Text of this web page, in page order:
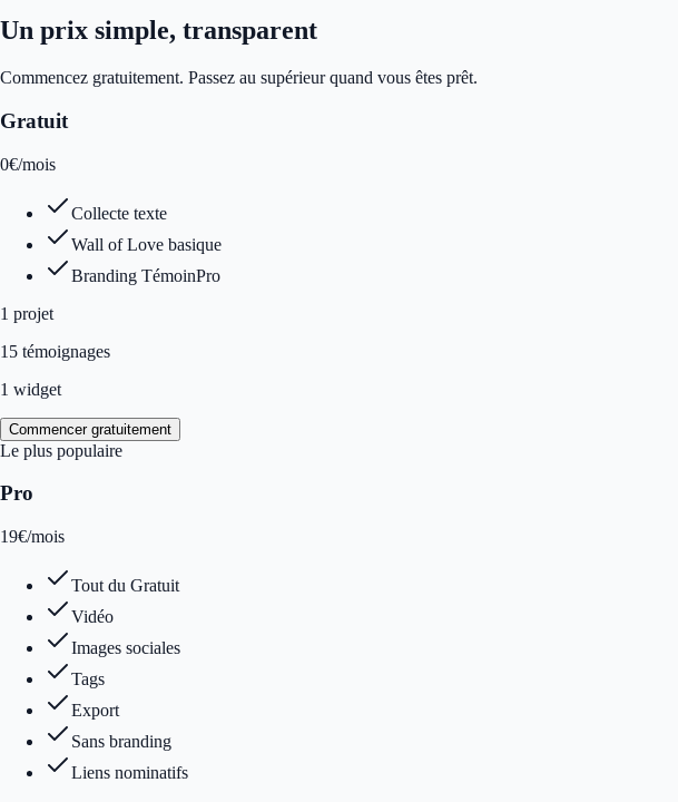
Un prix simple, transparent
Commencez gratuitement. Passez au supérieur quand vous êtes prêt.
Gratuit
0€/mois
Collecte texte
Wall of Love basique
Branding TémoinPro
1 projet
15 témoignages
1 widget
Commencer gratuitement
Le plus populaire
Pro
19€/mois
Tout du Gratuit
Vidéo
Images sociales
Tags
Export
Sans branding
Liens nominatifs